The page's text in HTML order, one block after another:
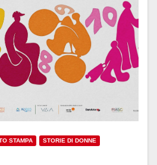
STAMPA STORIE DI DONNE